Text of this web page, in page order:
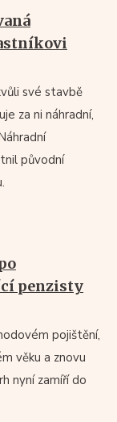
své stavbě
za ni náhradní,
původní
penzisty
pojištění,
věku a znovu
nyní zamíří do